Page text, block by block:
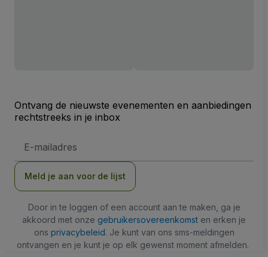
Ontvang de nieuwste evenementen en aanbiedingen
rechtstreeks in je inbox
mailadres
Meld je aan voor de lijst
Door in te loggen of een account aan te maken, ga je
akkoord met onze gebruikersovereenkomst en erken je
ons privacybeleid. Je kunt van ons sms-meldingen
ontvangen en je kunt je op elk gewenst moment afmelden.